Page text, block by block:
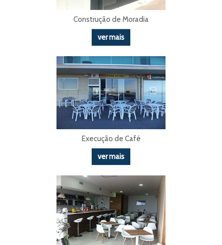
Construção de Moradia
ver mais
Execução de Café
ver mais